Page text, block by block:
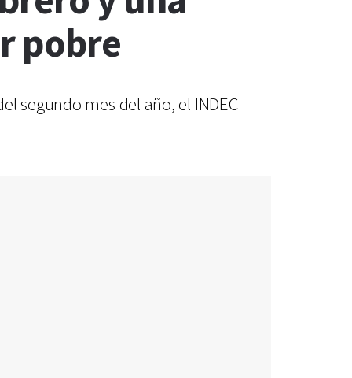
pobre
segundo mes del año, el INDEC